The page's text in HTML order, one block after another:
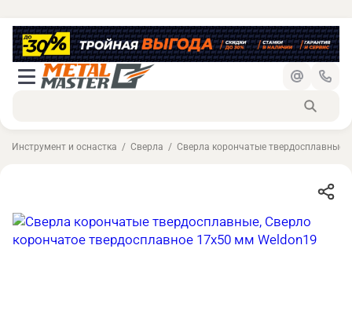
Инструмент и оснастка Сверла Сверла корончатые твердосплавные